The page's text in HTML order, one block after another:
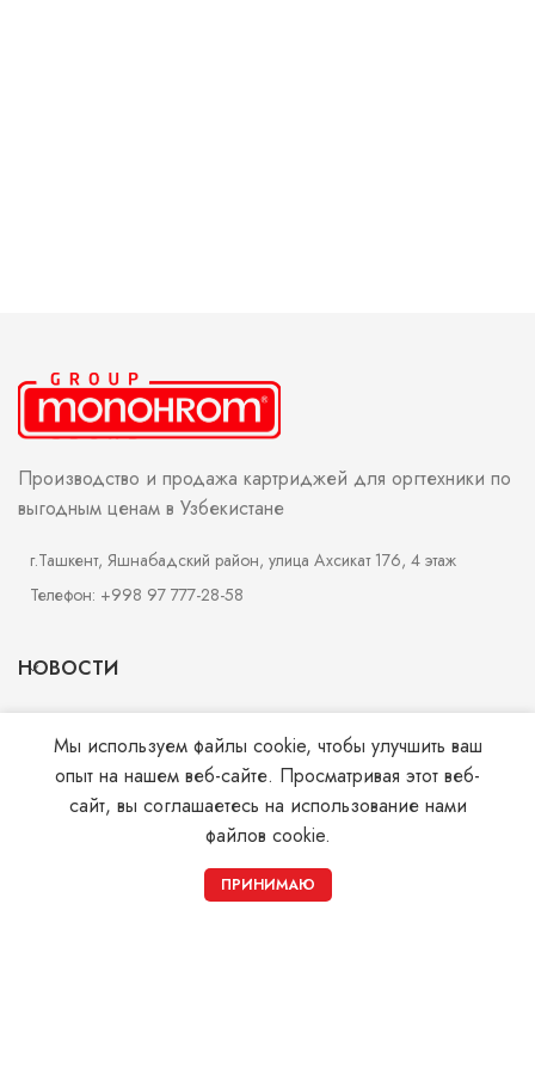
Производство и продажа картриджей для оргтехники по
выгодным ценам в Узбекистане
г.Ташкент, Яшнабадский район, улица Ахсикат 176, 4 этаж
Телефон: +998 97 777-28-58
НОВОСТИ
УСЛУГИ
Мы используем файлы cookie, чтобы улучшить ваш
опыт на нашем веб-сайте. Просматривая этот веб-
сайт, вы соглашаетесь на использование нами
файлов cookie.
ПРИНИМАЮ
0
Корзина